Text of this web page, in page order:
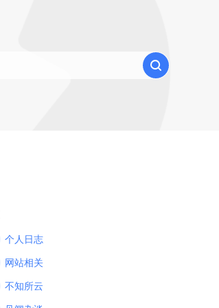
个人日志
网站相关
不知所云